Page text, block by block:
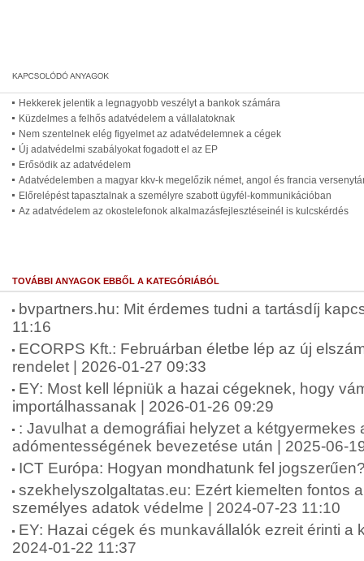
Hekkerek jelentik a legnagyobb veszélyt a bankok számára
Küzdelmes a felhős adatvédelem a vállalatoknak
Nem szentelnek elég figyelmet az adatvédelemnek a cégek
Új adatvédelmi szabályokat fogadott el az EP
Erősödik az adatvédelem
Adatvédelemben a magyar kkv-k megelőzik német, angol és francia
Előrelépést tapasztalnak a személyre szabott ügyfél-kommunikációban
Az adatvédelem az okostelefonok alkalmazásfejlesztéseinél is kulcskérdés
TOVÁBBI ANYAGOK EBBŐL A KATEGÓRIÁBÓL
bvpartners.hu: Mit érdemes tudni a tartásdíj
11:16
ECORPS Kft.: Februárban életbe lép az új
rendelet | 2026-01-27 09:33
EY: Most kell lépniük a hazai cégeknek, hogy
importálhassanak | 2026-01-26 09:29
: Javulhat a demográfiai helyzet a kétgyermekes
adómentességének bevezetése után | 2025-06-
ICT Európa: Hogyan mondhatunk fel
szekhelyszolgaltatas.eu: Ezért kiemelten fontos
személyes adatok védelme | 2024-07-23 11:10
EY: Hazai cégek és munkavállalók ezreit érinti a
2024-01-22 11:37